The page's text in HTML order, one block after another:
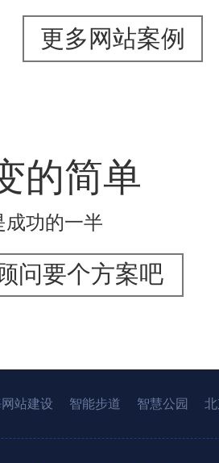
更多网站案例
的简单
成功的一半
问要个方案吧
网站建设 智能步道 智慧公园